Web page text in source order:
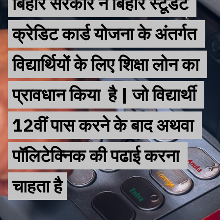
क्रेडिट कार्ड योजना के अंतर्गत
विद्यार्थियों के लिए शिक्षा लोन का
प्रावधान किया  है | जो विद्यार्थी
12वीं पास करने के बाद अथवा
पॉलिटेक्निक की पढाई करना
चाहता है
क्रेडिट कार्ड योजना के अंतर्गत
विद्यार्थियों के लिए शिक्षा लोन का
प्रावधान किया  है | जो विद्यार्थी
12वीं पास करने के बाद अथवा
पॉलिटेक्निक की पढाई करना
चाहता है